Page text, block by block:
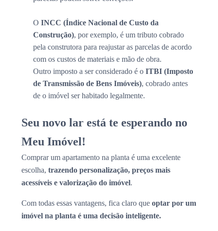
O INCC (Índice Nacional de Custo da
Construção), por exemplo, é um tributo cobrado
pela construtora para reajustar as parcelas de acordo
com os custos de materiais e mão de obra.
Outro imposto a ser considerado é o ITBI (Imposto
de Transmissão de Bens Imóveis), cobrado antes
de o imóvel ser habitado legalmente.
Seu novo lar está te esperando no
Meu Imóvel!
Comprar um apartamento na planta é uma excelente
escolha, trazendo personalização, preços mais
acessíveis e valorização do imóvel.
Com todas essas vantagens, fica claro que optar por um
imóvel na planta é uma decisão inteligente.